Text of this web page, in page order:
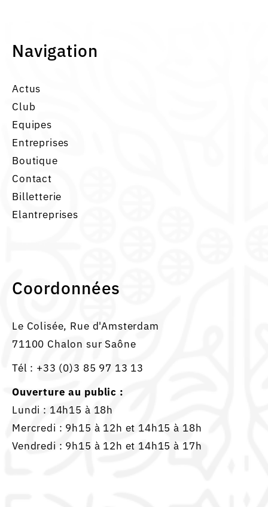
Navigation
Actus
Club
Equipes
Entreprises
Boutique
Contact
Billetterie
Elantreprises
Coordonnées
Le Colisée, Rue d'Amsterdam
71100 Chalon sur Saône
Tél : +33 (0)3 85 97 13 13
Ouverture au public :
Lundi : 14h15 à 18h
Mercredi : 9h15 à 12h et 14h15 à 18h
Vendredi : 9h15 à 12h et 14h15 à 17h